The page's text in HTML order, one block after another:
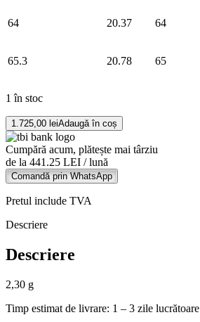
64 20.37 64
65.3 20.78 65
1 în stoc
Cantitate
Cercei
din
aur
alb
de
14K
1.725,00 leiAdaugă în coș
Cumpără acum, plătește mai târziu
de la 441.25 LEI / lună
Comandă prin WhatsApp
Pretul include TVA
Descriere
Descriere
2,30 g
Timp estimat de livrare: 1 – 3 zile lucrătoare